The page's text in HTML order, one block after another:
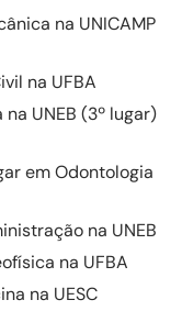
na UNICAMP
na UFBA
UNEB (3º lugar)
em Odontologia
na UNEB
na UFBA
na UESC